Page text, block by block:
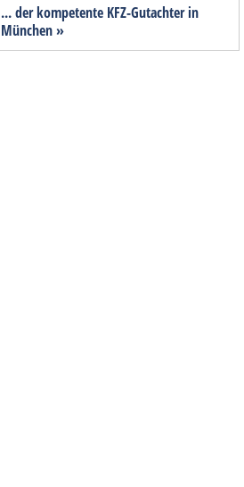
... der kompetente KFZ-Gutachter in
München »